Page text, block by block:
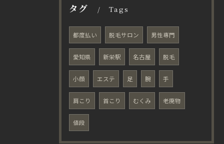
タグ Tags
都度払い 脱毛サロン 男性専門
愛知県 新栄駅 名古屋 脱毛
小顔 エステ 足 腕 手
肩こり 首こり むくみ 老廃物
値段